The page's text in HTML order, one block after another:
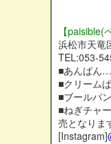
【paisible(
浜松市天竜
TEL:053-
■あんぱん
■クリーム
■ブールパ
■ねぎチャ
売となりま
[Instagram]